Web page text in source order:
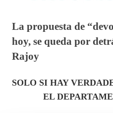
La propuesta de
hoy, se queda por
Rajoy
SOLO SI HAY
EL